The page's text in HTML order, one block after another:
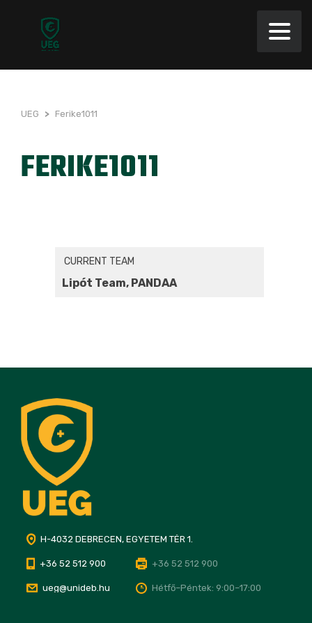
UEG > Ferike1011
FERIKE1011
CURRENT TEAM
Lipót Team, PANDAA
H-4032 DEBRECEN, EGYETEM TÉR 1.
+36 52 512 900 +36 52 512 900
ueg@unideb.hu Hétfő–Péntek: 9:00–17:00